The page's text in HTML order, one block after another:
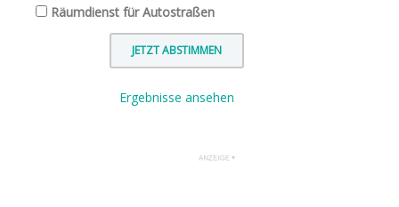
Räumdienst für Autostraßen
Ergebnisse ansehen